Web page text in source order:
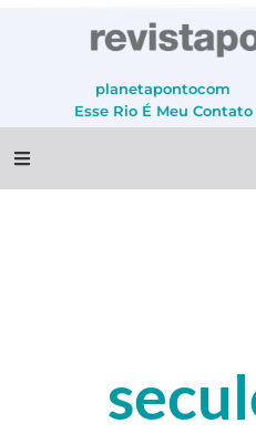
planetapontocom
Esse Rio É Meu Contato